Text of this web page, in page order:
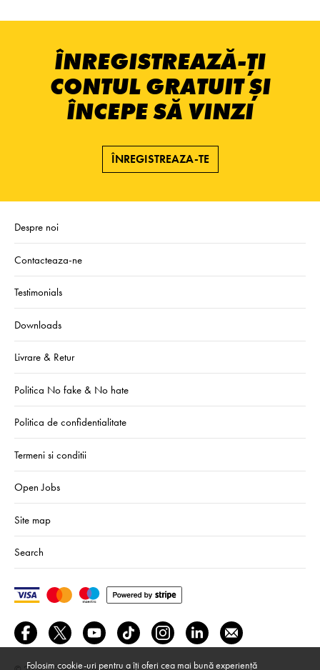
ÎNREGISTREAZĂ-ȚI
CONTUL GRATUIT ȘI
ÎNCEPE SĂ VINZI
ÎNREGISTREAZA-TE
Despre noi
Contacteaza-ne
Testimonials
Downloads
Livrare & Retur
Politica No fake & No hate
Politica de confidentialitate
Termeni si conditii
Open Jobs
Site map
Search
Folosim cookie-uri pentru a îți oferi cea mai bună experiență